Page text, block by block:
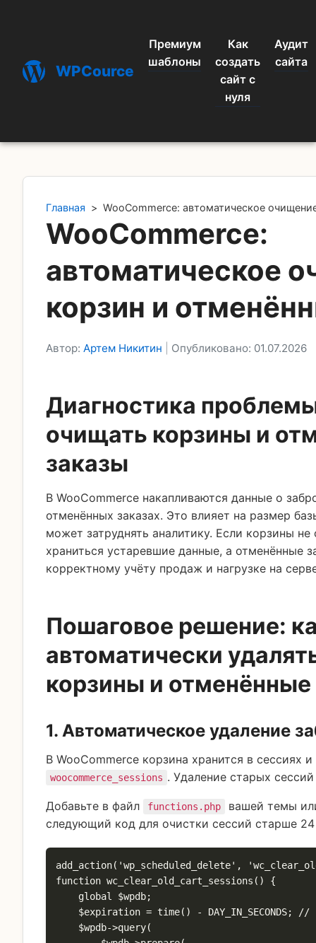
WPCource
Премиум
шаблоны
Как
создать
сайт с
нуля
Аудит
сайта
Главная > WooCommerce: автоматическое
WooCommerce:
автоматическое
корзин и
Автор: Артем Никитин Опубликовано: 01.07.2026
Диагностика
очищать корзины и
заказы
В WooCommerce накапливаются данные о
отменённых заказах. Это влияет на размер
может затруднять аналитику. Если корзины не
храниться устаревшие данные, а отменённые
корректному учёту продаж и нагрузке на
Пошаговое решение:
автоматически
корзины и
1. Автоматическое удаление
В WooCommerce корзина хранится в сессиях
woocommerce_sessions . Удаление старых
Добавьте в файл functions.php
вашей темы
следующий код для очистки сессий старше 24
add_action('wp_scheduled_delete',
function wc_clear_old_cart_sessions() {